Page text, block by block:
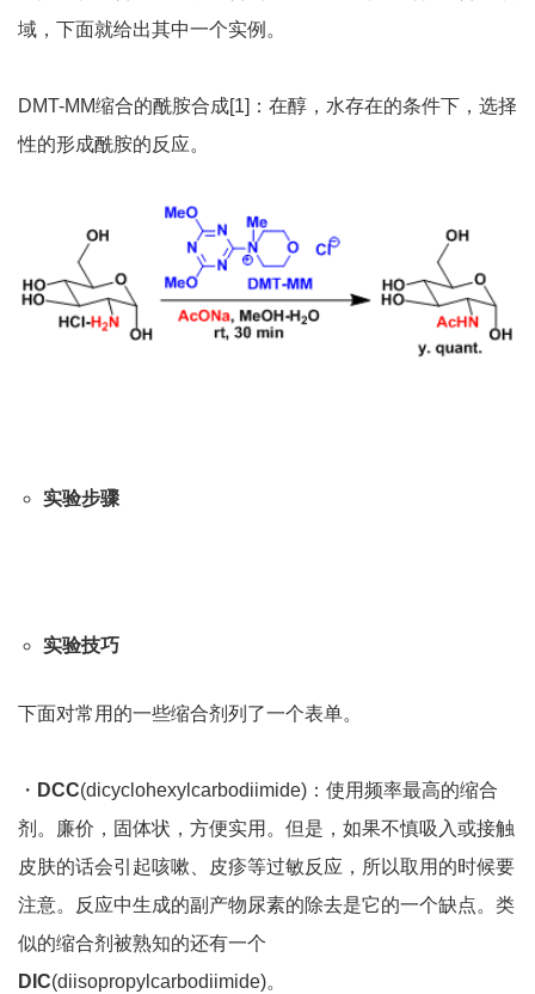
域，下面就给出其中一个实例。
DMT-MM缩合的酰胺合成[1]：在醇，水存在的条件下，选择
性的形成酰胺的反应。
实验步骤
实验技巧
下面对常用的一些缩合剂列了一个表单。
・ DCC(dicyclohexylcarbodiimide)：使用频率最高的缩合
剂。廉价，固体状，方便实用。但是，如果不慎吸入或接触
皮肤的话会引起咳嗽、皮疹等过敏反应，所以取用的时候要
注意。反应中生成的副产物尿素的除去是它的一个缺点。类
似的缩合剂被熟知的还有一个
DIC(diisopropylcarbodiimide)。